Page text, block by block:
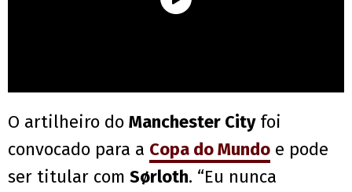
O artilheiro do Manchester Cityfoi
convocado para a Copa do Mundo e pode
ser titular com Sørloth. “Eu nunca